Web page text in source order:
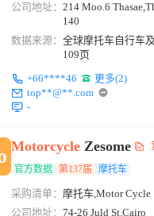
公司地址：214 Moo.6
140
数据来源：全球摩托车自行车
109页
+66****46
更多(2)
top**@**.com
-
Motorcycle Zesome
官方数据 第137届 摩托车
采购清单： 摩托车,Motor Cycle
公司地址：74-26 Juld St.Cairo